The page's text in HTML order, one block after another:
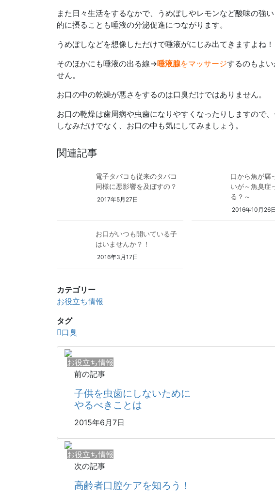
また日々生活をするなかで、うめぼしやレモンなど酸味の強
的に摂ることも唾液の分泌促進につながります。
うめぼしなどを想像しただけで唾液がにじみ出てきますよね！
そのほかにも唾液の出る線→唾液腺をマッサージするのもよい
せん。
お口の中の乾燥が悪さをするのは口臭だけではありません。
お口の乾燥は歯周病や虫歯になりやすくなったりしますので
しなみだけでなく、お口の中も気にしてみましょう。
関連記事
電子タバコも従来のタバコ
同様に悪影響を及ぼすの？
2017年5月27日
口から魚が腐
いが～魚臭症
る？～
2016年10月26日
お口がいつも開いている子
はいませんか？！
2016年3月17日
カテゴリー
お役立ち情報
タグ
口臭
お役立ち情報
前の記事
子供を虫歯にしないために
やるべきことは
2015年6月7日
お役立ち情報
次の記事
高齢者口腔ケアを知ろう！